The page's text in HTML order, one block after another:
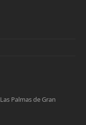
Las Palmas de Gran